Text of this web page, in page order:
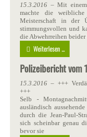
15.3.2016 – Mit
machte die
Meisterschaft in der
stimmungsvollen und
die Abwehrreihen
Weiterlesen ...
Polizeibericht vom
15.3.2016 – +++
+++
Selb -
ausländisch
durch die Jean-Paul-
sich scheinbar genau
bevor sie